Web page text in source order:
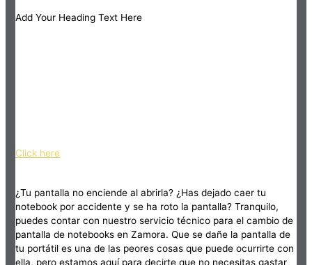
Add Your Heading Text Here
Click here
¿Tu pantalla no enciende al abrirla? ¿Has dejado caer tu
notebook por accidente y se ha roto la pantalla? Tranquilo,
puedes contar con nuestro servicio técnico para el cambio de
pantalla de notebooks en Zamora. Que se dañe la pantalla de
tu portátil es una de las peores cosas que puede ocurrirte con
ella, pero estamos aquí para decirte que no necesitas gastar